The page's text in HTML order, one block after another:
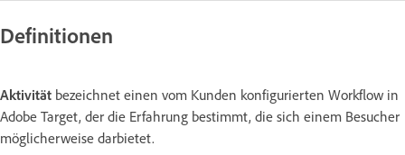
Definitionen
Aktivität bezeichnet einen vom Kunden konfigurierten Workflow in
Adobe Target, der die Erfahrung bestimmt, die sich einem Besucher
möglicherweise darbietet.